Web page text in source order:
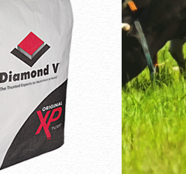
产品特点:
提高畜禽免疫能力，一
果很好。促进畜生长，